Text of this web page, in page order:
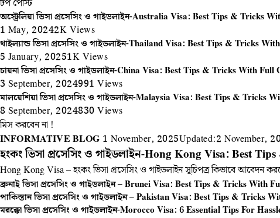
টপ পোস্ট
অস্ট্রেলিয়া ভিসা প্রসেসিং ও গাইডলাইন-Australia Visa: Best Tips & Tricks
1 May, 20242K Views
থাইল্যান্ড ভিসা প্রসেসিং ও গাইডলাইন-Thailand Visa: Best Tips & Tricks
5 January, 20251K Views
চায়না ভিসা প্রসেসিং ও গাইডলাইন-China Visa: Best Tips & Tricks With Full
3 September, 2024991Views
মালয়েশিয়া ভিসা প্রসেসিং ও গাইডলাইন-Malaysia Visa: Best Tips & Tricks
8 September, 2024830Views
মিস করবেন না !
INFORMATIVE BLOG 1 November, 2025Updated:2 November,
হংকং ভিসা প্রসেসিং ও গাইডলাইন-Hong Kong Visa: Best
Hong Kong Visa – হংকং ভিসা প্রসেসিং ও গাইডলাইন সূচিপত্র কিভাবে আবেদন
ব্রুনাই ভিসা প্রসেসিং ও গাইডলাইন – Brunei Visa: Best Tips & Tricks With
পাকিস্তান ভিসা প্রসেসিং ও গাইডলাইন – Pakistan Visa: Best Tips & Tricks
মরক্কো ভিসা প্রসেসিং ও গাইডলাইন-Morocco Visa: 6 Essential Tips For